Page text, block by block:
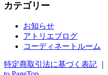
カテゴリー
お知らせ
アトリエブログ
コーディネートルーム
特定商取引法に基づく表記